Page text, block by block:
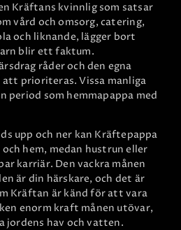
Kräftans kvinnlig som satsar
vård och omsorg, catering,
och liknande, lägger bort
blir ett faktum.
råder och den egna
prioriteras. Vissa manliga
period som hemmapappa med
upp och ner kan Kräftepappa
hem, medan hustrun eller
karriär. Den vackra månen
är din härskare, och det är
Kräftan är känd för att vara
enorm kraft månen utövar,
jordens hav och vatten.